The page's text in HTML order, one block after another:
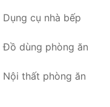
Dụng cụ nhà bếp
Đồ dùng phòng ăn
Nội thất phòng ăn